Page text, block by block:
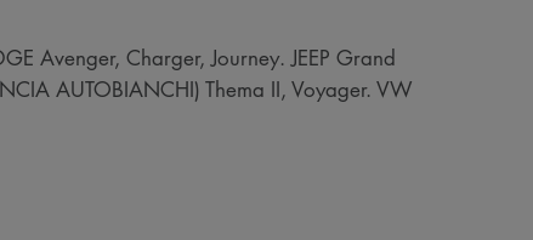
Avenger, Charger, Journey. JEEP Grand
AUTOBIANCHI) Thema II, Voyager. VW